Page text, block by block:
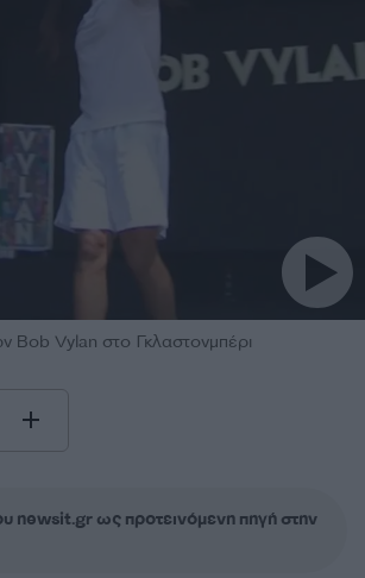
Bob Vylan στο Γκλαστονμπέρι
newsit.gr ως προτεινόμενη πηγή στην